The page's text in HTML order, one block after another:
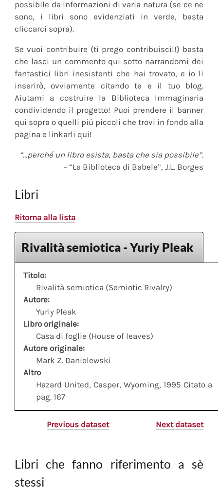
possibile da informazioni di varia natura (se ce ne
sono, i libri sono evidenziati in verde, basta
cliccarci sopra).
Se vuoi contribuire (ti prego contribuisci!!) basta
che lasci un commento qui sotto narrandomi dei
fantastici libri inesistenti che hai trovato, e io li
inserirò, ovviamente citando te e il tuo blog.
Aiutami a costruire la Biblioteca Immaginaria
condividendo il progetto! Puoi prendere il banner
qui sopra o quelli più piccoli che trovi in fondo alla
pagina e linkarli qui!
“…perché un libro esista, basta che sia possibile”.
– “La Biblioteca di Babele”, J.L. Borges
Libri
Ritorna alla lista
Rivalità semiotica - Yuriy Pleak
Titolo:
Rivalità semiotica (Semiotic Rivalry)
Autore:
Yuriy Pleak
Libro originale:
Casa di foglie (House of leaves)
Autore originale:
Mark Z. Danielewski
Altro
Hazard United, Casper, Wyoming, 1995 Citato a
pag. 167
Previous dataset Next dataset
Libri che fanno riferimento a sè
stessi